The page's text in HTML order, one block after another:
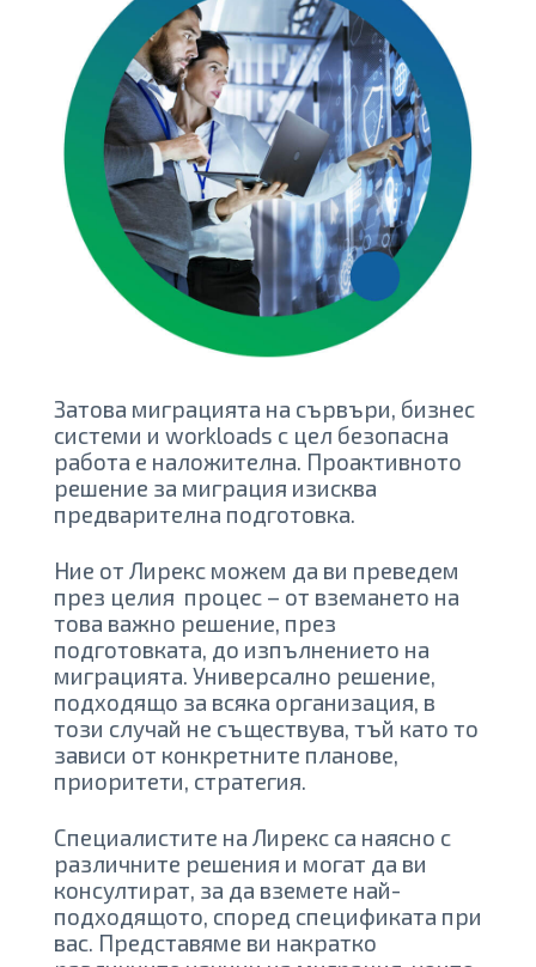
Затова миграцията на сървъри, бизнес
системи и workloads с цел безопасна
работа е наложителна. Проактивното
решение за миграция изисква
предварителна подготовка.
Ние от Лирекс можем да ви преведем
през целия процес – от вземането на
това важно решение, през
подготовката, до изпълнението на
миграцията. Универсално решение,
подходящо за всяка организация, в
този случай не съществува, тъй като то
зависи от конкретните планове,
приоритети, стратегия.
Специалистите на Лирекс са наясно с
различните решения и могат да ви
консултират, за да вземете най-
подходящото, според спецификата при
вас. Представяме ви накратко